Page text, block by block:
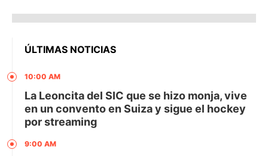
ÚLTIMAS NOTICIAS
10:00 AM
La Leoncita del SIC que se hizo monja, vive
en un convento en Suiza y sigue el hockey
por streaming
9:00 AM